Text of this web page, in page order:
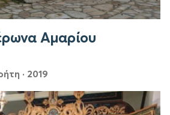
Αμαρίου
· 2019